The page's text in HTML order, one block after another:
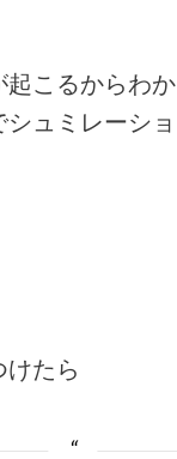
こるからわ
シュミレーシ
たら